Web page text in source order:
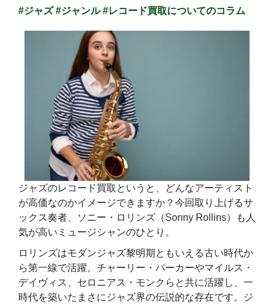
#ジャズ #ジャンル #レコード買取についてのコラム
ジャズのレコード買取というと、どんなアーティスト
が高価なのかイメージできますか？今回取り上げるサ
ックス奏者、ソニー・ロリンズ（Sonny Rollins）も人
気が高いミュージシャンのひとり。
ロリンズはモダンジャズ黎明期ともいえる古い時代か
ら第一線で活躍。チャーリー・パーカーやマイルス・
デイヴィス、セロニアス・モンクらと共に活躍し、一
時代を築いたまさにジャズ界の伝説的な存在です。ジ